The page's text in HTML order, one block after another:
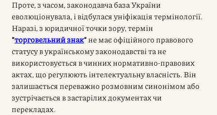
Проте, з часом, законодавча база України
еволюціонувала, і відбулася уніфікація термінології.
Наразі, з юридичної точки зору, термін
“торговельний знак“не має офіційного правового
статусу в українському законодавстві та не
використовується в чинних нормативно-правових
актах, що регулюють інтелектуальну власність. Він
залишається переважно розмовним синонімом або
зустрічається в застарілих документах чи
перекладах.